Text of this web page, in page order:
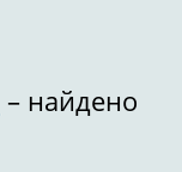
– найдено